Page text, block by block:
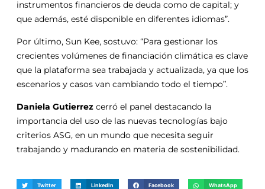
instrumentos financieros de deuda como de capital; y
que además, esté disponible en diferentes idiomas”.
Por último, Sun Kee, sostuvo: “Para gestionar los
crecientes volúmenes de financiación climática es clave
que la plataforma sea trabajada y actualizada, ya que los
escenarios y casos van cambiando todo el tiempo”.
Daniela Gutierrez cerró el panel destacando la
importancia del uso de las nuevas tecnologías bajo
criterios ASG, en un mundo que necesita seguir
trabajando y madurando en materia de sostenibilidad.
Twitter LinkedIn Facebook WhatsApp